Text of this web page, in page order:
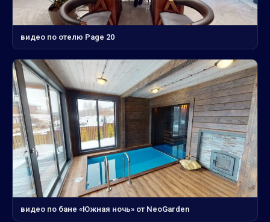
видео по отелю Page 20
видео по бане «Южная ночь» от NeoGarden